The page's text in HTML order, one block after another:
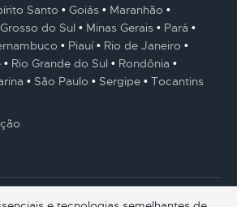
Santo Goiás
Maranhão
do Sul Minas Gerais
Pará
Piauí
Rio de Janeiro
Rio Grande do Sul
Rondônia
São Paulo Sergipe Tocantins